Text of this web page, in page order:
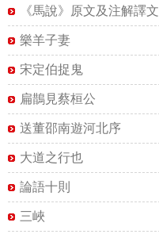
《馬說》原文及注解譯文
樂羊子妻
宋定伯捉鬼
扁鵲見蔡桓公
送董邵南遊河北序
大道之行也
論語十則
三峽